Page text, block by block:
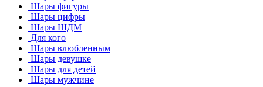
Шары фигуры
Шары цифры
Шары ШДМ
Для кого
Шары влюбленным
Шары девушке
Шары для детей
Шары мужчине